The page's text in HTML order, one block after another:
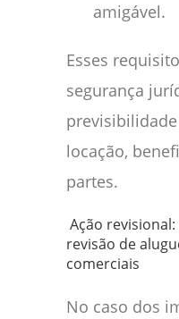
amigável.
Esses
segurança
locação,
partes.
Ação
revisão de
comerciais
No caso dos